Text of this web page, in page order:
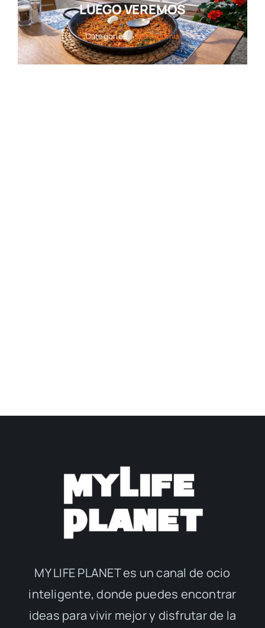
LUEGO VEREMOS
Categories:Gastronomía
MY LIFE PLANET es un canal de ocio
inteligente, donde puedes encontrar
ideas para vivir mejor y disfrutar de la